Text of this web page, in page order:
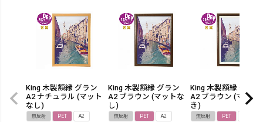
King 木製額縁 グラン
A2 ナチュラル (マット
なし)
無反射 PET A2
King 木製額縁 グラン
A2 ブラウン (マットな
し)
無反射 PET A2
King 木製額縁 グラン
A2 ブラウン (マット
き)
無反射 PET